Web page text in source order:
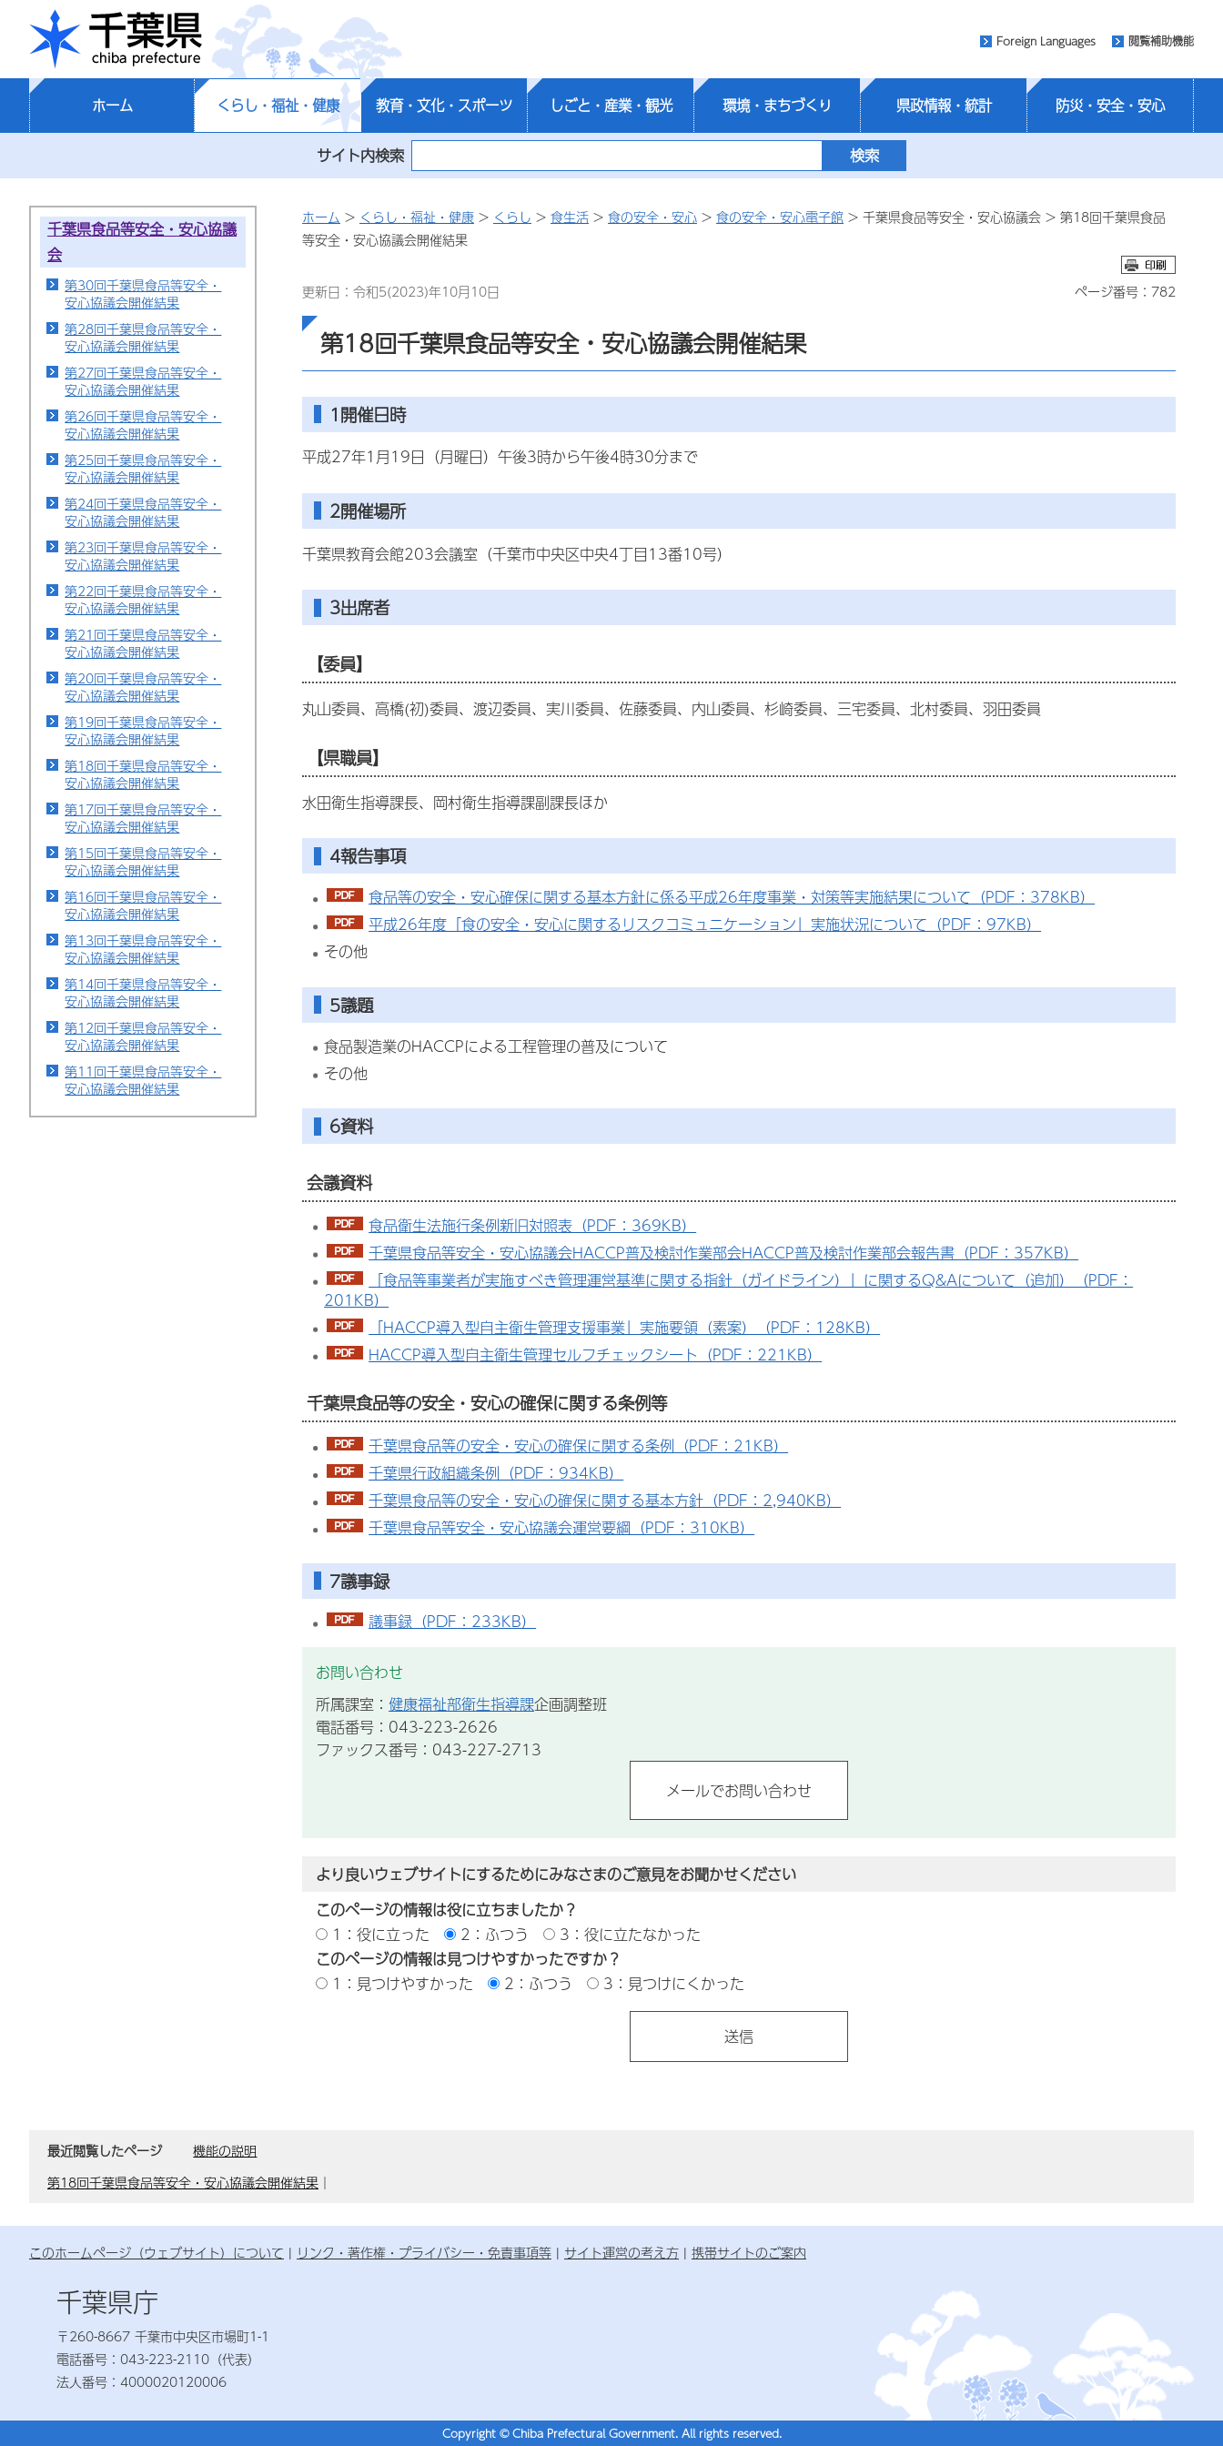
千葉県
Foreign Languages 閲覧補助機能
ホーム くらし・福祉・健康 教育・文化・スポーツ しごと・産業・観光 環境・まちづくり 県政情報・統計 防災・安全・安心
サイト内検索
千葉県食品等安全・安心協議
会
第30回千葉県食品等安全・
安心協議会開催結果
第28回千葉県食品等安全・
安心協議会開催結果
第27回千葉県食品等安全・
安心協議会開催結果
第26回千葉県食品等安全・
安心協議会開催結果
第25回千葉県食品等安全・
安心協議会開催結果
第24回千葉県食品等安全・
安心協議会開催結果
第23回千葉県食品等安全・
安心協議会開催結果
第22回千葉県食品等安全・
安心協議会開催結果
第21回千葉県食品等安全・
安心協議会開催結果
第20回千葉県食品等安全・
安心協議会開催結果
第19回千葉県食品等安全・
安心協議会開催結果
第18回千葉県食品等安全・
安心協議会開催結果
第17回千葉県食品等安全・
安心協議会開催結果
第15回千葉県食品等安全・
安心協議会開催結果
第16回千葉県食品等安全・
安心協議会開催結果
第13回千葉県食品等安全・
安心協議会開催結果
第14回千葉県食品等安全・
安心協議会開催結果
第12回千葉県食品等安全・
安心協議会開催結果
第11回千葉県食品等安全・
安心協議会開催結果
ホーム > くらし・福祉・健康 > くらし > 食生活 > 食の安全・安心 > 食の安全・安心電子館 > 千葉県食品等安全・安心協議会 > 第18回千葉県食品
等安全・安心協議会開催結果
更新日：令和5(2023)年10月10日 ページ番号：782
第18回千葉県食品等安全・安心協議会開催結果
1開催日時
平成27年1月19日（月曜日）午後3時から午後4時30分まで
2開催場所
千葉県教育会館203会議室（千葉市中央区中央4丁目13番10号）
3出席者
【委員】
丸山委員、高橋(初)委員、渡辺委員、実川委員、佐藤委員、内山委員、杉崎委員、三宅委員、北村委員、羽田委員
【県職員】
水田衛生指導課長、岡村衛生指導課副課長ほか
4報告事項
食品等の安全・安心確保に関する基本方針に係る平成26年度事業・対策等実施結果について（PDF：378KB）
平成26年度「食の安全・安心に関するリスクコミュニケーション」実施状況について（PDF：97KB）
その他
5議題
食品製造業のHACCPによる工程管理の普及について
その他
6資料
会議資料
食品衛生法施行条例新旧対照表（PDF：369KB）
千葉県食品等安全・安心協議会HACCP普及検討作業部会HACCP普及検討作業部会報告書（PDF：357KB）
「食品等事業者が実施すべき管理運営基準に関する指針（ガイドライン）」に関するQ&Aについて（追加）（PDF：
201KB）
「HACCP導入型自主衛生管理支援事業」実施要領（素案）（PDF：128KB）
HACCP導入型自主衛生管理セルフチェックシート（PDF：221KB）
千葉県食品等の安全・安心の確保に関する条例等
千葉県食品等の安全・安心の確保に関する条例（PDF：21KB）
千葉県行政組織条例（PDF：934KB）
千葉県食品等の安全・安心の確保に関する基本方針（PDF：2,940KB）
千葉県食品等安全・安心協議会運営要綱（PDF：310KB）
7議事録
議事録（PDF：233KB）
お問い合わせ
所属課室： 健康福祉部衛生指導課企画調整班
電話番号：043-223-2626
ファックス番号：043-227-2713
より良いウェブサイトにするためにみなさまのご意見をお聞かせください
このページの情報は役に立ちましたか？
1：役に立った
2：ふつう
3：役に立たなかった
このページの情報は見つけやすかったですか？
1：見つけやすかった
2：ふつう 3：見つけにくかった
最近閲覧したページ
機能の説明
第18回千葉県食品等安全・安心協議会開催結果 ｜
このホームページ（ウェブサイト）について リンク・著作権・プライバシー・免責事項等 サイト運営の考え方 携帯サイトのご案内
千葉県庁
〒260-8667 千葉市中央区市場町1-1
電話番号：043-223-2110（代表）
法人番号：4000020120006
Copyright © Chiba Prefectural Government. All rights reserved.